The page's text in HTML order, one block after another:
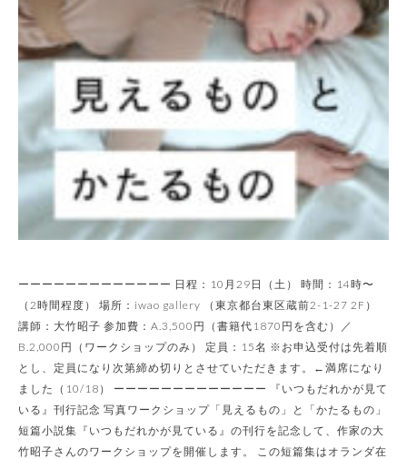
ーーーーーーーーーーーーー 日程：10月29日（土） 時間：14時〜
（2時間程度） 場所：iwao gallery （東京都台東区蔵前2-1-27 2F）
講師：大竹昭子 参加費：A.3,500円（書籍代1870円を含む）／
B.2,000円（ワークショップのみ） 定員：15名 ※お申込受付は先着順
とし、定員になり次第締め切りとさせていただきます。←満席になり
ました（10/18） ーーーーーーーーーーーーー 『いつもだれかが見て
いる』刊行記念 写真ワークショップ「見えるもの」と「かたるもの」
短篇小説集『いつもだれかが見ている』の刊行を記念して、作家の大
竹昭子さんのワークショップを開催します。 この短篇集はオランダ在